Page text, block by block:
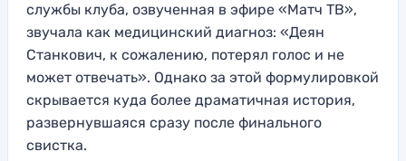
службы клуба, озвученная в эфире «Матч ТВ»,
звучала как медицинский диагноз: «Деян
Станкович, к сожалению, потерял голос и не
может отвечать». Однако за этой формулировкой
скрывается куда более драматичная история,
развернувшаяся сразу после финального
свистка.